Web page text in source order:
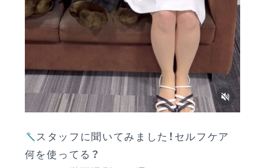
スタッフに聞いてみました！セルフケア
何を使ってる？